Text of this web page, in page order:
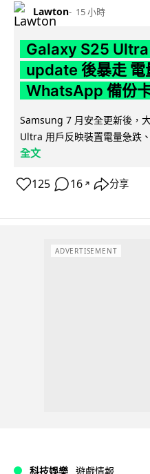
Lawton 15 小時
Galaxy S25
update 後暴走 電
WhatsApp 備份
Samsung 7 月安全更新後，
Ultra 用戶反映裝置電量急跌
全文
125 16 ↗ 分享
ADVERTISEMENT
科技娛樂 遊戲情報